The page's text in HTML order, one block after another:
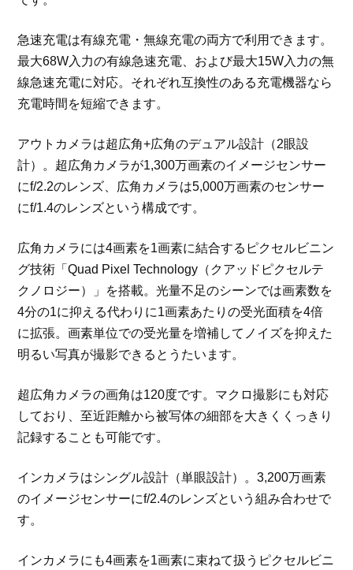
急速充電は有線充電・無線充電の両方で利用できます。
最大68W入力の有線急速充電、および最大15W入力の無
線急速充電に対応。それぞれ互換性のある充電機器なら
充電時間を短縮できます。
アウトカメラは超広角+広角のデュアル設計（2眼設
計）。超広角カメラが1,300万画素のイメージセンサー
にf/2.2のレンズ、広角カメラは5,000万画素のセンサー
にf/1.4のレンズという構成です。
広角カメラには4画素を1画素に結合するピクセルビニン
グ技術「Quad Pixel Technology（クアッドピクセルテ
クノロジー）」を搭載。光量不足のシーンでは画素数を
4分の1に抑える代わりに1画素あたりの受光面積を4倍
に拡張。画素単位での受光量を増補してノイズを抑えた
明るい写真が撮影できるとうたいます。
超広角カメラの画角は120度です。マクロ撮影にも対応
しており、至近距離から被写体の細部を大きくくっきり
記録することも可能です。
インカメラはシングル設計（単眼設計）。3,200万画素
のイメージセンサーにf/2.4のレンズという組み合わせで
す。
インカメラにも4画素を1画素に束ねて扱うピクセルビニ